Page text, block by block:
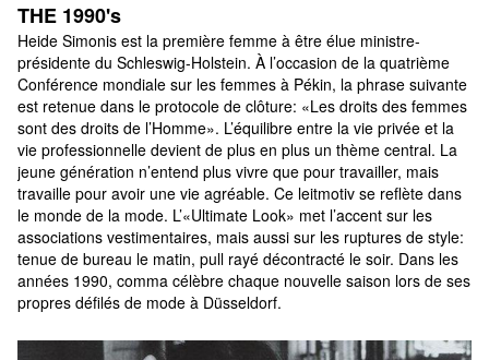
THE 1990's
Heide Simonis est la première femme à être élue ministre-
présidente du Schleswig-Holstein. À l’occasion de la quatrième
Conférence mondiale sur les femmes à Pékin, la phrase suivante
est retenue dans le protocole de clôture: «Les droits des femmes
sont des droits de l’Homme». L’équilibre entre la vie privée et la
vie professionnelle devient de plus en plus un thème central. La
jeune génération n’entend plus vivre que pour travailler, mais
travaille pour avoir une vie agréable. Ce leitmotiv se reflète dans
le monde de la mode. L’«Ultimate Look» met l’accent sur les
associations vestimentaires, mais aussi sur les ruptures de style:
tenue de bureau le matin, pull rayé décontracté le soir. Dans les
années 1990, comma célèbre chaque nouvelle saison lors de ses
propres défilés de mode à Düsseldorf.